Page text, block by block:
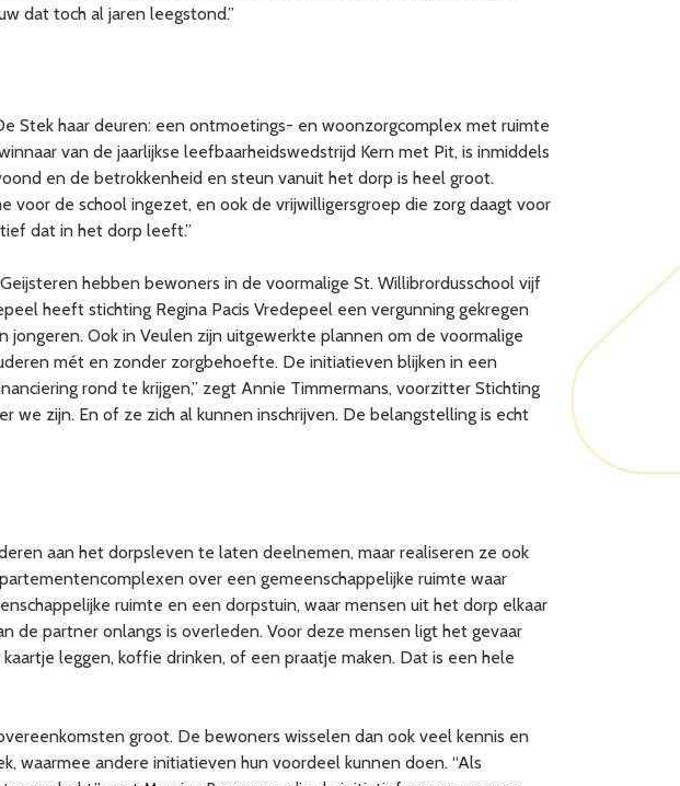
dat toch al jaren leegstond.”
Stek haar deuren: een ontmoetings- en woonzorgcomplex met ruimte
van de jaarlijkse leefbaarheidswedstrijd Kern met Pit, is inmiddels
en de betrokkenheid en steun vanuit het dorp is heel groot.
de school ingezet, en ook de vrijwilligersgroep die zorg daagt voor
dat in het dorp leeft.”
hebben bewoners in de voormalige St. Willibrordusschool vijf
heeft stichting Regina Pacis Vredepeel een vergunning gekregen
Ook in Veulen zijn uitgewerkte plannen om de voormalige
mét en zonder zorgbehoefte. De initiatieven blijken in een
rond te krijgen,” zegt Annie Timmermans, voorzitter Stichting
we zijn. En of ze zich al kunnen inschrijven. De belangstelling is echt
aan het dorpsleven te laten deelnemen, maar realiseren ze ook
over een gemeenschappelijke ruimte waar
ruimte en een dorpstuin, waar mensen uit het dorp elkaar
de partner onlangs is overleden. Voor deze mensen ligt het gevaar
leggen, koffie drinken, of een praatje maken. Dat is een hele
groot. De bewoners wisselen dan ook veel kennis en
waarmee andere initiatieven hun voordeel kunnen doen. “Als